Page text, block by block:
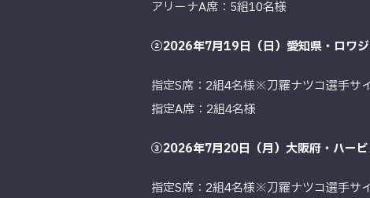
アリーナA席：5組10名様
②2026年7月19日（日）愛知県・ロワ
指定S席：2組4名様※刀羅ナツコ選手サ
指定A席：2組4名様
③2026年7月20日（月）大阪府・ハー
指定S席：2組4名様※刀羅ナツコ選手サ